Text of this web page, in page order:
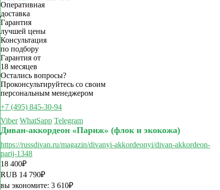
Оперативная
доставка
Гарантия
лучшей цены
Консультация
по подбору
Гарантия от
18 месяцев
Остались вопросы?
Проконсультируйтесь со своим
персональным менеджером
+7 (495) 845-30-94
Viber WhatSapp Telegram
Диван-аккордеон «Париж» (флок и экокожа)
https://russdivan.ru/magazin/divanyi-akkordeonyi/divan-akkordeon-
parij-1348
18 400₽
RUB 14 790₽
вы экономите: 3 610₽